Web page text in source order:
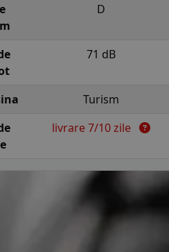
D
71 dB
Turism
livrare 7/10 zile